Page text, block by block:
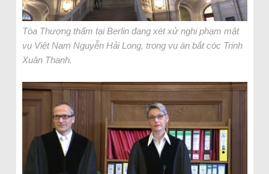
Tòa Thượng thẩm tại Berlin đang xét xử nghi phạm mật
vụ Việt Nam Nguyễn Hải Long, trong vụ án bắt cóc Trịnh
Xuân Thanh.